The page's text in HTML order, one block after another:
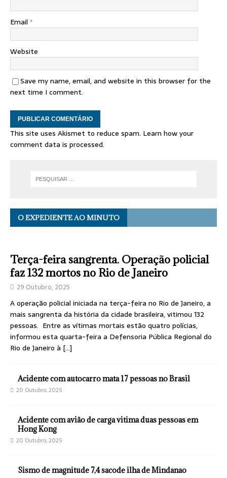
Email *
Website
Save my name, email, and website in this browser for the
next time I comment.
This site uses Akismet to reduce spam. Learn how your
comment data is processed.
O EXPEDIENTE AO MINUTO
Terça-feira sangrenta. Operação policial
faz 132 mortos no Rio de Janeiro
29 Outubro, 2025
A operação policial iniciada na terça-feira no Rio de Janeiro, a
mais sangrenta da história da cidade brasileira, vitimou 132
pessoas. Entre as vítimas mortais estão quatro polícias,
informou esta quarta-feira a Defensoria Pública Regional do
Rio de Janeiro à […]
Acidente com autocarro mata 17 pessoas no Brasil
20 Outubro, 2025
Acidente com avião de carga vitima duas pessoas em
Hong Kong
20 Outubro, 2025
Sismo de magnitude 7,4 sacode ilha de Mindanao